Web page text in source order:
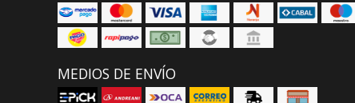
MEDIOS DE ENVÍO